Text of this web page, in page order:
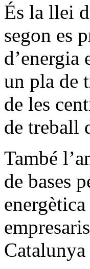
És la llei
segon es
un pla de
de les
de treball
També
de bases